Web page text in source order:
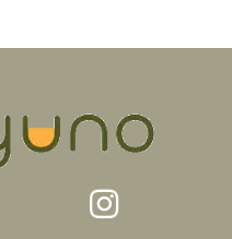
pueden
elegir
página